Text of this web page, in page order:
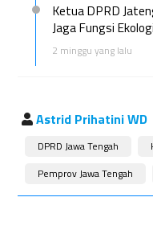
Ketua DPRD
Jaga Fungsi
2 minggu yang lalu
Astrid Prihatini WD
DPRD Jawa Tengah
Pemprov Jawa Tengah